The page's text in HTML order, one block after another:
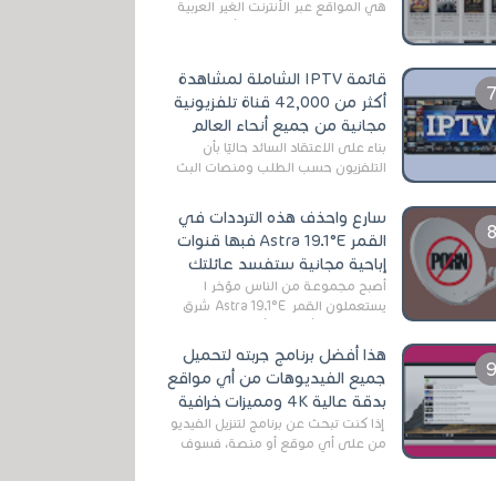
هي المواقع عبر الأنترنت الغير العربية
التي تقدم خدمة تحميل الأفلام على
قائمة IPTV الشاملة لمشاهدة
أكثر من 42,000 قناة تلفزيونية
مجانية من جميع أنحاء العالم
بناءً على الاعتقاد السائد حاليًا بأن
التلفزيون حسب الطلب ومنصات البث
سارع واحذف هذه الترددات في
القمر Astra 19.1°E فبها قنوات
إباحية مجانية ستفسد عائلتك
أصبح مجموعة من الناس مؤخر ا
يستعملون القمر Astra 19.1°E شرق
وذلك بسبب أن هذا الأخير يتوفرعلى
قنوات مميزة جدا تنقل العديد من البرامج
اله...
هذا أفضل برنامج جربته لتحميل
جميع الفيديوهات من أي مواقع
بدقة عالية 4K ومميزات خرافية
إذا كنت تبحث عن برنامج لتنزيل الفيديو
من على أي موقع أو منصة، فسوف